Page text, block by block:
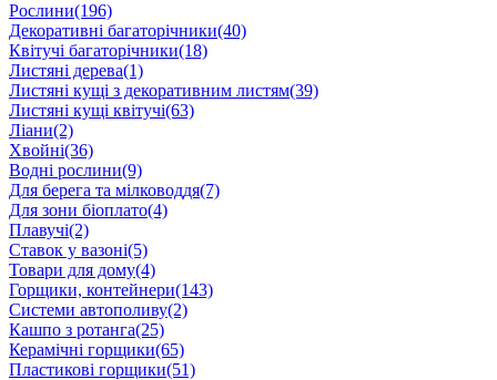
Рослини(196)
Декоративні багаторічники(40)
Квітучі багаторічники(18)
Листяні дерева(1)
Листяні кущі з декоративним листям(39)
Листяні кущі квітучі(63)
Ліани(2)
Хвойні(36)
Водні рослини(9)
Для берега та мілководдя(7)
Для зони біоплато(4)
Плавучі(2)
Ставок у вазоні(5)
Товари для дому(4)
Горщики, контейнери(143)
Системи автополиву(2)
Кашпо з ротанга(25)
Керамічні горщики(65)
Пластикові горщики(51)